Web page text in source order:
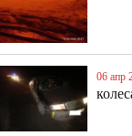
06 апр